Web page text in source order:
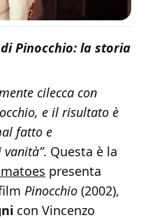
Pinocchio: la storia
cilecca con
e il risultato è
fatto e
. Questa è la
presenta
Pinocchio (2002),
con Vincenzo